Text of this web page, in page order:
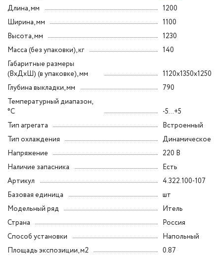
Длина, мм
1200
Ширина, мм
1100
Высота, мм
1230
Масса (без упаковки), кг
140
Габаритные размеры
(ВxДxШ) (в упаковке), мм
1120x1350x1250
Глубина выкладки, мм
790
Температурный диапазон,
°C
-5...+5
Тип агрегата
Встроенный
Тип охлаждения
Динамическое
Напряжение
220 В
Наличие запасника
Есть
Артикул
4.322.100-107
Базовая единица
шт
Модельный ряд
Итель
Страна
Россия
Способ установки
Напольный
Площадь экспозиции, м2
0.87